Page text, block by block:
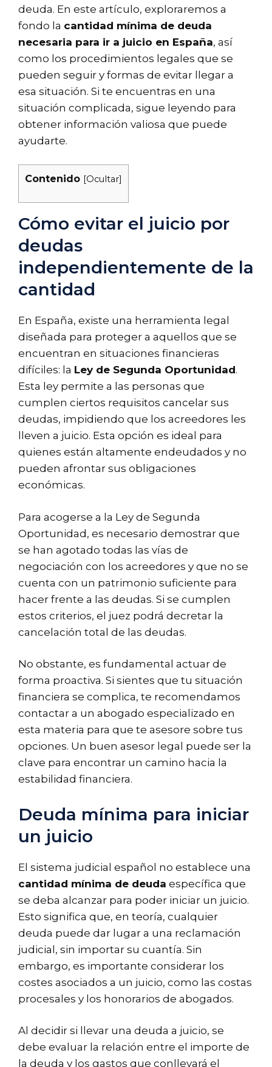
deuda. En este artículo, exploraremos a
fondo la cantidad mínima de deuda
necesaria para ir a juicio en España, así
como los procedimientos legales que se
pueden seguir y formas de evitar llegar a
esa situación. Si te encuentras en una
situación complicada, sigue leyendo para
obtener información valiosa que puede
ayudarte.
Contenido [Ocultar]
Cómo evitar el juicio por
deudas
independientemente de la
cantidad
En España, existe una herramienta legal
diseñada para proteger a aquellos que se
encuentran en situaciones financieras
difíciles: la Ley de Segunda Oportunidad.
Esta ley permite a las personas que
cumplen ciertos requisitos cancelar sus
deudas, impidiendo que los acreedores les
lleven a juicio. Esta opción es ideal para
quienes están altamente endeudados y no
pueden afrontar sus obligaciones
económicas.
Para acogerse a la Ley de Segunda
Oportunidad, es necesario demostrar que
se han agotado todas las vías de
negociación con los acreedores y que no se
cuenta con un patrimonio suficiente para
hacer frente a las deudas. Si se cumplen
estos criterios, el juez podrá decretar la
cancelación total de las deudas.
No obstante, es fundamental actuar de
forma proactiva. Si sientes que tu situación
financiera se complica, te recomendamos
contactar a un abogado especializado en
esta materia para que te asesore sobre tus
opciones. Un buen asesor legal puede ser la
clave para encontrar un camino hacia la
estabilidad financiera.
Deuda mínima para iniciar
un juicio
El sistema judicial español no establece una
cantidad mínima de deuda específica que
se deba alcanzar para poder iniciar un juicio.
Esto significa que, en teoría, cualquier
deuda puede dar lugar a una reclamación
judicial, sin importar su cuantía. Sin
embargo, es importante considerar los
costes asociados a un juicio, como las costas
procesales y los honorarios de abogados.
Al decidir si llevar una deuda a juicio, se
debe evaluar la relación entre el importe de
la deuda y los gastos que conllevará el